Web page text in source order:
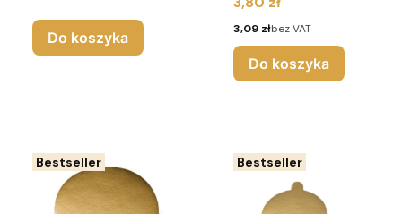
Do koszyka
Cena
3,09 złbez VAT
Do koszyka
Bestseller Bestseller